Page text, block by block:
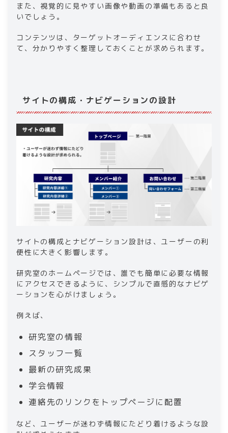
また、視覚的に見やすい画像や動画の準備もあると良
いでしょう。
コンテンツは、ターゲットオーディエンスに合わせ
て、分かりやすく整理しておくことが求められます。
サイトの構成・ナビゲーションの設計
サイトの構成とナビゲーション設計は、ユーザーの利
便性に大きく影響します。
研究室のホームページでは、誰でも簡単に必要な情報
にアクセスできるように、シンプルで直感的なナビゲ
ーションを心がけましょう。
例えば、
研究室の情報
スタッフ一覧
最新の研究成果
学会情報
連絡先のリンクをトップページに配置
など、ユーザーが迷わず情報にたどり着けるような設